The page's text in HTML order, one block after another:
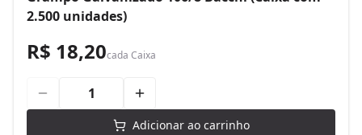
2.500 unidades)
R$ 18,20cada Caixa
Adicionar ao carrinho